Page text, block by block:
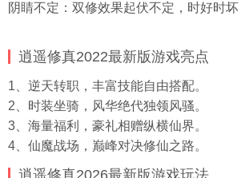
阴睛不定：双修效果起伏不定，时好时坏
逍遥修真2022最新版游戏亮点
1、逆天转职，丰富技能自由搭配。
2、时装坐骑，风华绝代独领风骚。
3、海量福利，豪礼相赠纵横仙界。
4、仙魔战场，巅峰对决修仙之路。